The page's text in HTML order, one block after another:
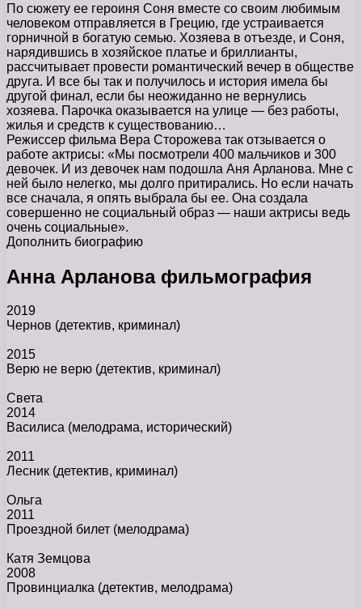
По сюжету ее героиня Соня вместе со своим любимым
человеком отправляется в Грецию, где устраивается
горничной в богатую семью. Хозяева в отъезде, и Соня,
нарядившись в хозяйское платье и бриллианты,
рассчитывает провести романтический вечер в обществе
друга. И все бы так и получилось и история имела бы
другой финал, если бы неожиданно не вернулись
хозяева. Парочка оказывается на улице — без работы,
жилья и средств к существованию…
Режиссер фильма Вера Сторожева так отзывается о
работе актрисы: «Мы посмотрели 400 мальчиков и 300
девочек. И из девочек нам подошла Аня Арланова. Мне с
ней было нелегко, мы долго притирались. Но если начать
все сначала, я опять выбрала бы ее. Она создала
совершенно не социальный образ — наши актрисы ведь
очень социальные».
Дополнить биографию
Анна Арланова фильмография
2019
Чернов (детектив, криминал)
2015
Верю не верю (детектив, криминал)
Света
2014
Василиса (мелодрама, исторический)
2011
Лесник (детектив, криминал)
Ольга
2011
Проездной билет (мелодрама)
Катя Земцова
2008
Провинциалка (детектив, мелодрама)